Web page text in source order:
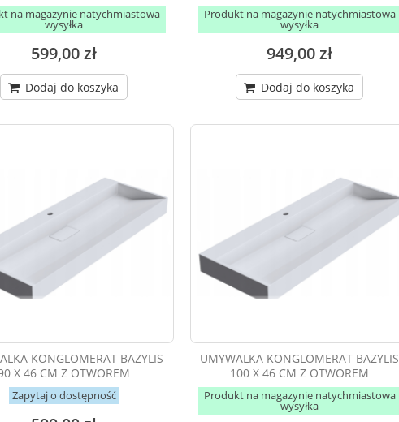
na magazynie natychmiastowa
wysyłka
599,00 zł
Dodaj do koszyka
Produkt na magazynie natychmiastowa
wysyłka
949,00 zł
Dodaj do koszyka
KONGLOMERAT BAZYLIS
X 46 CM Z OTWOREM
Zapytaj o dostępność
UMYWALKA KONGLOMERAT BAZYLIS
100 X 46 CM Z OTWOREM
Produkt na magazynie natychmiastowa
wysyłka